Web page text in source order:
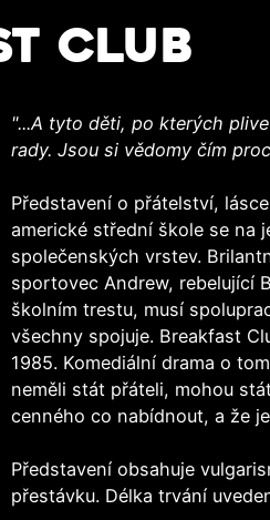
CLUB
"...A tyto děti, po kterých
rady. Jsou si vědomy čím
Představení o přátelství,
americké střední škole se na
společenských vrstev.
sportovec Andrew, rebelující
školním trestu, musí
všechny spojuje. Breakfast
1985. Komediální drama o
neměli stát přáteli, mohou
cenného co nabídnout, a že
Představení obsahuje
přestávku. Délka trvání